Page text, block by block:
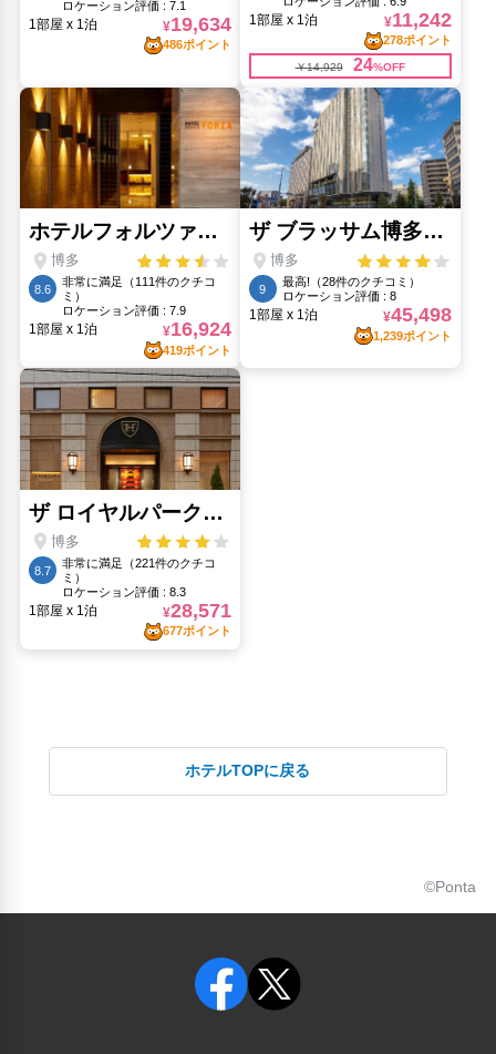
黒田ぶしぞう(790m)
JR博多シティ アミュプラザ博多(660m)
JR博多シティアムプラザ博多(660m)
中洲屋台(1.09km)
博多駅(640m)
大濠公園(3.67km)
天神地下街(1.75km)
東長寺(1.25km)
櫛田神社(1.16km)
海の中道海浜公園(9.72km)
福岡タワー(6.17km)
福岡PayPayドーム(福岡ドーム)(5.25km)
ホテルTOPに戻る
©Ponta